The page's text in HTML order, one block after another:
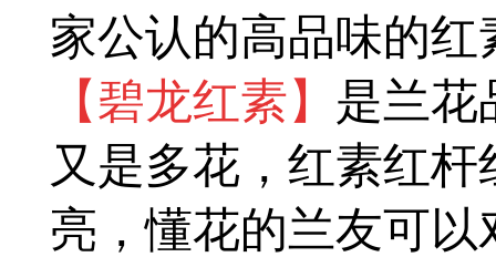
家公认的高品味的红
【 碧龙红素】 是兰花
又是多花，红素红杆
亮 ，懂花的兰友可